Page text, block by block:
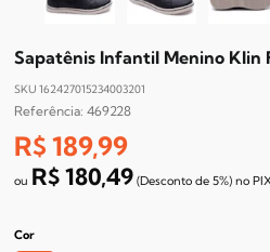
Sapatênis Infantil Menino Klin
SKU 162427015234003201
469228
R$ 189,99
R$ 180,49 (Desconto de 5%) no
Cor